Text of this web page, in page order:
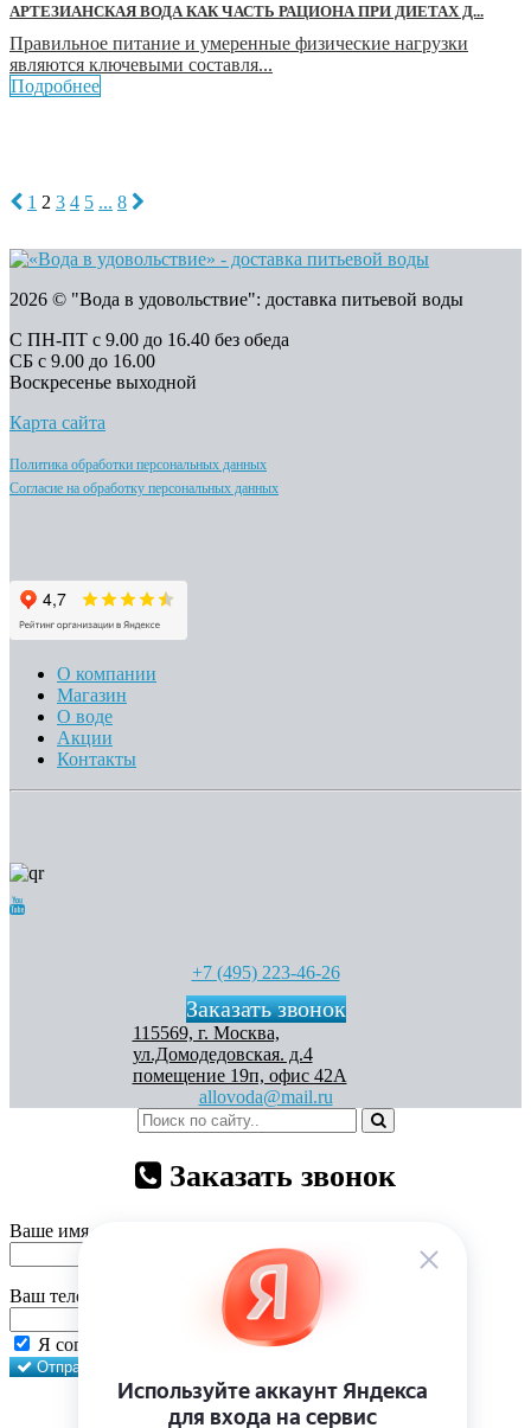
АРТЕЗИАНСКАЯ ВОДА КАК ЧАСТЬ РАЦИОНА ПРИ ДИЕТАХ Д...
Правильное питание и умеренные физические нагрузки
являются ключевыми составля...
Подробнее
1 2 3 4 5 ... 8
2026 © "Вода в удовольствие": доставка питьевой воды
С ПН-ПТ с 9.00 до 16.40 без обеда
СБ с 9.00 до 16.00
Воскресенье выходной
Карта сайта
Политика обработки персональных данных
Согласие на обработку персональных данных
О компании
Магазин
О воде
Акции
Контакты
+7 (495) 223-46-26
Заказать звонок
115569, г. Москва,
ул.Домодедовская. д.4
помещение 19п, офис 42А
allovoda@mail.ru
Заказать звонок
Ваше имя
Ваш телефон
Я согласен на обработку персональных данных
Отправить